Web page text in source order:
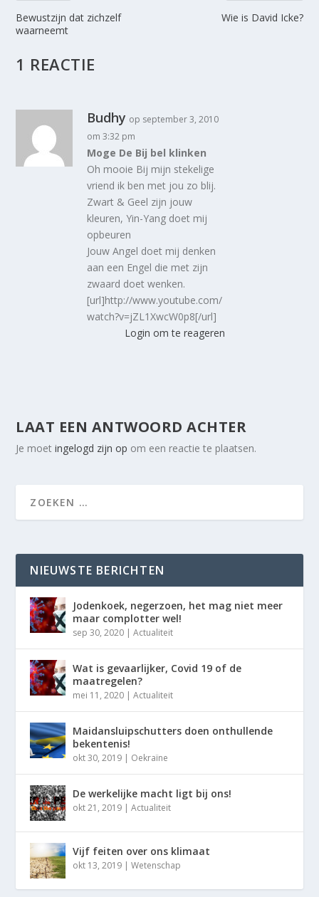
Bewustzijn dat zichzelf
waarneemt
Wie is David Icke?
1 REACTIE
Budhy op september 3, 2010
om 3:32 pm
Moge De Bij bel klinken
Oh mooie Bij mijn stekelige
vriend ik ben met jou zo blij.
Zwart & Geel zijn jouw
kleuren, Yin-Yang doet mij
opbeuren
Jouw Angel doet mij denken
aan een Engel die met zijn
zwaard doet wenken.
[url]http://www.youtube.com/
watch?v=jZL1XwcW0p8[/url]
Login om te reageren
LAAT EEN ANTWOORD ACHTER
Je moetingelogd zijn op om een reactie te plaatsen.
NIEUWSTE BERICHTEN
Jodenkoek, negerzoen, het mag niet meer
maar complotter wel!
sep 30, 2020 |Actualiteit
Wat is gevaarlijker, Covid 19 of de
maatregelen?
mei 11, 2020 |Actualiteit
Maidansluipschutters doen onthullende
bekentenis!
okt 30, 2019 | Oekraïne
De werkelijke macht ligt bij ons!
okt 21, 2019 |Actualiteit
Vijf feiten over ons klimaat
okt 13, 2019 |Wetenschap